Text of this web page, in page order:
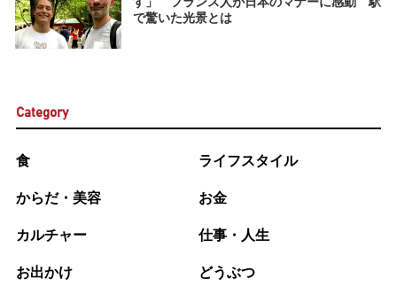
で驚いた光景とは
Category
食 ライフスタイル
からだ・美容 お金
カルチャー 仕事・人生
お出かけ どうぶつ